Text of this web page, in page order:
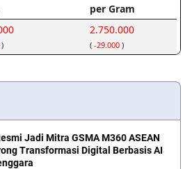
Jadi Mitra GSMA M360 ASEAN
Transformasi Digital Berbasis AI